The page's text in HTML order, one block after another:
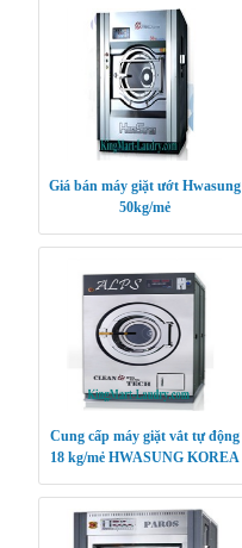
Giá bán máy giặt ướt Hwasung
50kg/mẻ
Cung cấp máy giặt vắt tự động
18 kg/mẻ HWASUNG KOREA